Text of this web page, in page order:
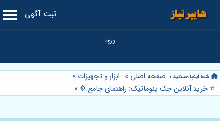
ثبت آگهی
صفحه اصلی » ابزار و تجهیزات »
⭐️ خرید آنلاین جک پنوماتیک: راهنمای جامع ⚙️ »